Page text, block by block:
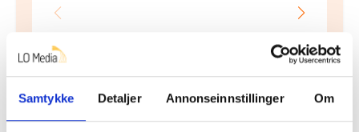
Samtykke Detaljer Annonseinnstillinger Om
Regionleder Region Indre Øst